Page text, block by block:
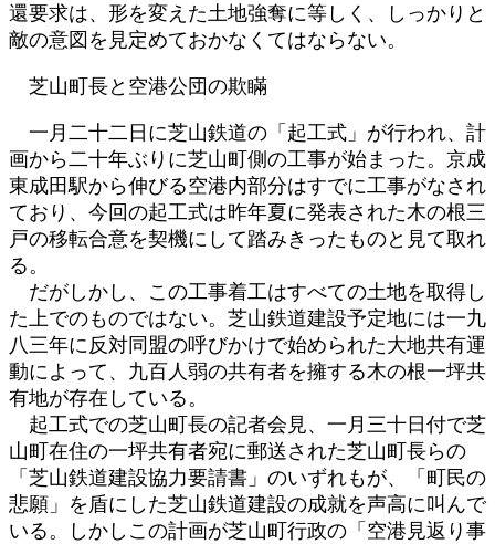
還要求は、形を変えた土地強奪に等しく、しっかりと
敵の意図を見定めておかなくてはならない。
芝山町長と空港公団の欺瞞
一月二十二日に芝山鉄道の「起工式」が行われ、計
画から二十年ぶりに芝山町側の工事が始まった。京成
東成田駅から伸びる空港内部分はすでに工事がなされ
ており、今回の起工式は昨年夏に発表された木の根三
戸の移転合意を契機にして踏みきったものと見て取れ
る。
だがしかし、この工事着工はすべての土地を取得し
た上でのものではない。芝山鉄道建設予定地には一九
八三年に反対同盟の呼びかけで始められた大地共有運
動によって、九百人弱の共有者を擁する木の根一坪共
有地が存在している。
起工式での芝山町長の記者会見、一月三十日付で芝
山町在住の一坪共有者宛に郵送された芝山町長らの
「芝山鉄道建設協力要請書」のいずれもが、「町民の
悲願」を盾にした芝山鉄道建設の成就を声高に叫んで
いる。しかしこの計画が芝山町行政の「空港見返り事